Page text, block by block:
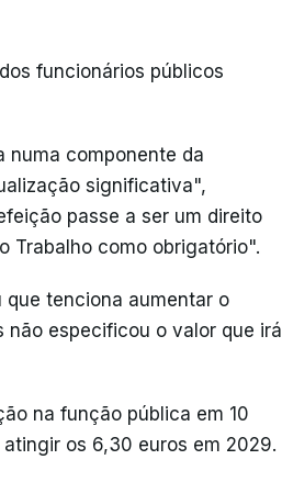
funcionários públicos
numa componente da
significativa",
passe a ser um direito
Trabalho como obrigatório".
tenciona aumentar o
especificou o valor que irá
na função pública em 10
os 6,30 euros em 2029.